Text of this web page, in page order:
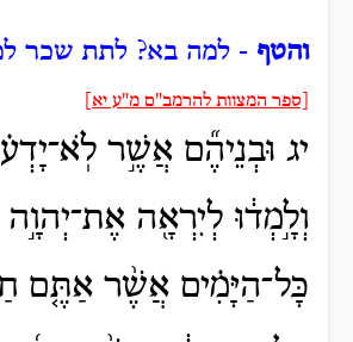
והטף - למה בא? לתת שכר
[ספר המצוות להרמב"ם מ"ע יא]
יג וּבְנֵיהֶ֞ם אֲשֶׁ֣ר
וְלָ֣מְד֔וּ לְיִרְאָ֖ה
כָּל־הַיָּמִ֗ים אֲשֶׁ֨ר אַתֶּ֤ם